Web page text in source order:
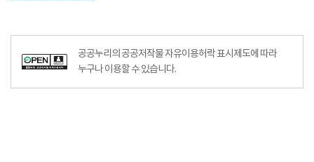
공공누리의 공공저작물 자유이용허락 표시제도에 따라
누구나 이용할 수 있습니다.